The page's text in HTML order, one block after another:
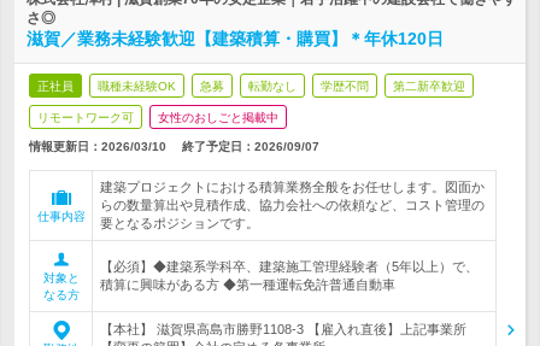
さ◎
滋賀／業務未経験歓迎【建築積算・購買】＊年休120日
正社員 職種未経験OK 急募 転勤なし 学歴不問 第二新卒歓迎
リモートワーク可 女性のおしごと掲載中
情報更新日：2026/03/10 終了予定日： 2026/09/07
仕事内容
建築プロジェクトにおける積算業務全般をお任せします。図面か
らの数量算出や見積作成、協力会社への依頼など、コスト管理の
要となるポジションです。
対象と
なる方
【必須】◆建築系学科卒、建築施工管理経験者（5年以上）で、
積算に興味がある方 ◆第一種運転免許普通自動車
【本社】 滋賀県高島市勝野1108-3 【雇入れ直後】上記事業所